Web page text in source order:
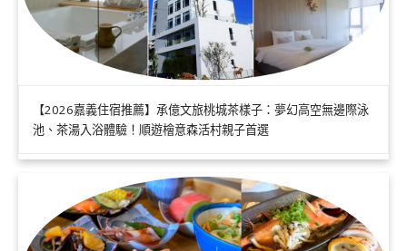
【2026嘉義住宿推薦】承億文旅桃城茶樣子：夢幻高空無邊際泳
池、茶湯入浴體驗！順遊檜意森活村親子首選